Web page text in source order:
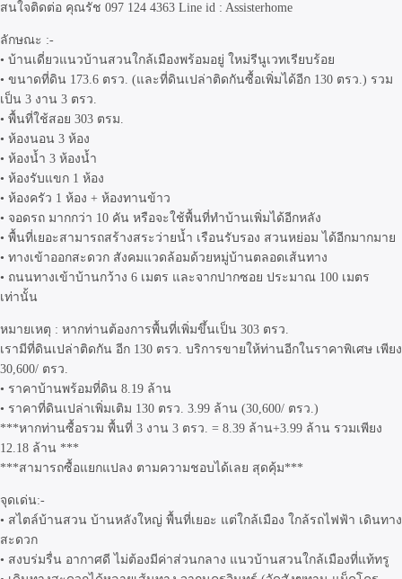
สนใจติดต่อ คุณรัช 097 124 4363 Line id : Assisterhome
ลักษณะ :-
• บ้านเดี่ยวแนวบ้านสวนใกล้เมืองพร้อมอยู่ ใหม่รีนูเวทเรียบร้อย
• ขนาดที่ดิน 173.6 ตรว. (และที่ดินเปล่าติดกันซื้อเพิ่มได้อีก 130 ตรว.) รวม
เป็น 3 งาน 3 ตรว.
• พื้นที่ใช้สอย 303 ตรม.
• ห้องนอน 3 ห้อง
• ห้องน้ำ 3 ห้องน้ำ
• ห้องรับแขก 1 ห้อง
• ห้องครัว 1 ห้อง + ห้องทานข้าว
• จอดรถ มากกว่า 10 คัน หรือจะใช้พื้นที่ทำบ้านเพิ่มได้อีกหลัง
• พื้นที่เยอะสามารถสร้างสระว่ายน้ำ เรือนรับรอง สวนหย่อม ได้อีกมากมาย
• ทางเข้าออกสะดวก สังคมแวดล้อมด้วยหมู่บ้านตลอดเส้นทาง
• ถนนทางเข้าบ้านกว้าง 6 เมตร และจากปากซอย ประมาณ 100 เมตร
เท่านั้น
หมายเหตุ : หากท่านต้องการพื้นที่เพิ่มขึ้นเป็น 303 ตรว.
เรามีที่ดินเปล่าติดกัน อีก 130 ตรว. บริการขายให้ท่านอีกในราคาพิเศษ เพียง
30,600/ ตรว.
• ราคาบ้านพร้อมที่ดิน 8.19 ล้าน
• ราคาที่ดินเปล่าเพิ่มเติม 130 ตรว. 3.99 ล้าน (30,600/ ตรว.)
***หากท่านซื้อรวม พื้นที่ 3 งาน 3 ตรว. = 8.39 ล้าน+3.99 ล้าน รวมเพียง
12.18 ล้าน ***
***สามารถซื้อแยกแปลง ตามความชอบได้เลย สุดคุ้ม***
จุดเด่น:-
• สไตล์บ้านสวน บ้านหลังใหญ่ พื้นที่เยอะ แต่ใกล้เมือง ใกล้รถไฟฟ้า เดินทาง
สะดวก
• สงบร่มรื่น อากาศดี ไม่ต้องมีค่าส่วนกลาง แนวบ้านสวนใกล้เมืองที่แท้ทรู